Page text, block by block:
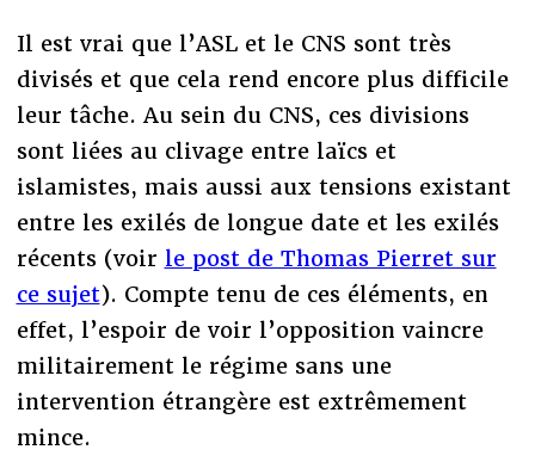
Il est vrai que l’ASL et le CNS sont très
divisés et que cela rend encore plus difficile
leur tâche. Au sein du CNS, ces divisions
sont liées au clivage entre laïcs et
islamistes, mais aussi aux tensions existant
entre les exilés de longue date et les exilés
récents (voir le post de Thomas Pierret sur
ce sujet). Compte tenu de ces éléments, en
effet, l’espoir de voir l’opposition vaincre
militairement le régime sans une
intervention étrangère est extrêmement
mince.